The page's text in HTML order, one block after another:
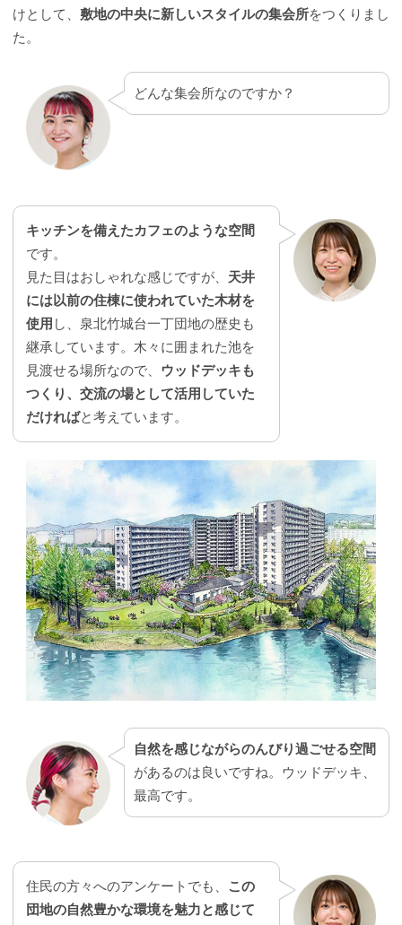
けとして、 敷地の中央に新しいスタイルの集会所をつくりまし
た。
どんな集会所なのですか？
キッチンを備えたカフェのような空間
です。
見た目はおしゃれな感じですが、 天井
には以前の住棟に使われていた木材を
使用 し、泉北竹城台一丁団地の歴史も
継承しています。木々に囲まれた池を
見渡せる場所なので、 ウッドデッキも
つくり、交流の場として活用していた
だければと考えています。
自然を感じながらのんびり過ごせる空間
があるのは良いですね。ウッドデッキ、
最高です。
住民の方々へのアンケートでも、 この
団地の自然豊かな環境を魅力と感じて